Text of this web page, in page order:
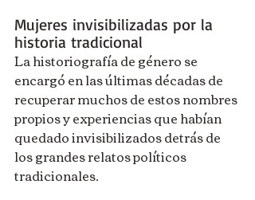
Mujeres invisibilizadas por la
historia tradicional
La historiografía de género se
encargó en las últimas décadas de
recuperar muchos de estos nombres
propios y experiencias que habían
quedado invisibilizados detrás de
los grandes relatos políticos
tradicionales.